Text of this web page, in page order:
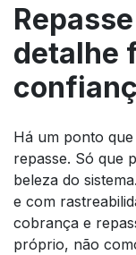
detalhe
Há um ponto
repasse. Só que
beleza do
e com
cobrança e
próprio, não